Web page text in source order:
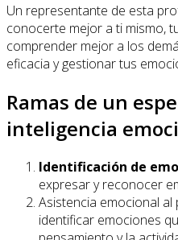
Un representante de esta
conocerte mejor a ti mismo,
comprender mejor a los
eficacia y gestionar tus
Ramas de un
inteligencia
Identificación de
expresar y reconocer
Asistencia emocional al
identificar emociones